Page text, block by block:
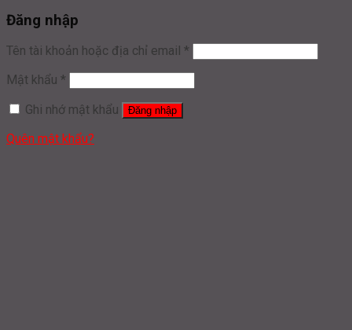
Đăng nhập
Tên tài khoản hoặc địa chỉ email *
Mật khẩu *
Ghi nhớ mật khẩu
Đăng nhập
Quên mật khẩu?